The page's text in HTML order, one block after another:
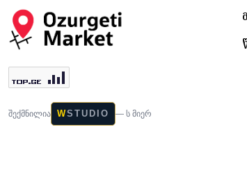
შექმნილია WSTUDIO — ს მიერ